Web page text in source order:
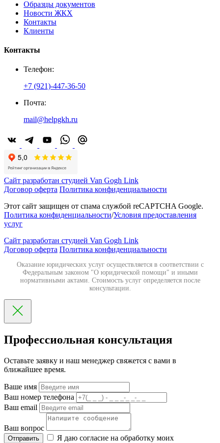
Образцы документов
Новости ЖКХ
Контакты
Клиенты
Контакты
Телефон:
+7 (921)-447-36-50
Почта:
mail@helpgkh.ru
Сайт разработан студией Van Gogh Link
Договор оферта Политика конфиденциальности
Этот сайт защищен от спама службой reCAPTCHA Google.
Политика конфиденциальности/Условия предоставления
услуг
Сайт разработан студией Van Gogh Link
Договор оферта Политика конфиденциальности
Оказание юридических услуг осуществляется в соответствии с
Федеральным законом "О юридической помощи" и иными
нормативными актами. Стоимость услуг определяется после
консультации.
Профессиольная консультация
Оставьте заявку и наш менеджер свяжется с вами в
ближайшее время.
Ваше имя
Ваш номер телефона
Ваш email
Ваш вопрос
Отправить
Я даю согласие на обработку моих